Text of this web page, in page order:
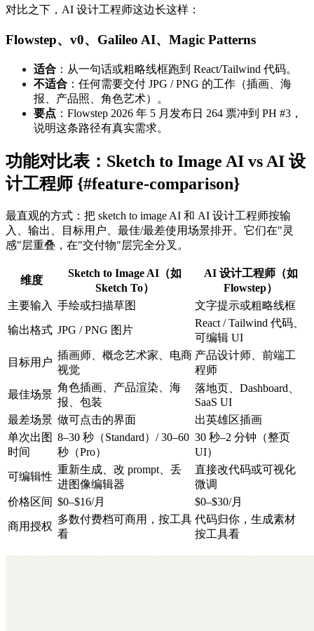
对比之下，AI 设计工程师这边长这样：
Flowstep、v0、Galileo AI、Magic Patterns
适合 ：从一句话或粗略线框跑到 React/Tailwind 代码。
不适合 ：任何需要交付 JPG / PNG 的工作（插画、海
报、产品照、角色艺术）。
要点 ：Flowstep 2026 年 5 月发布日 264 票冲到 PH #3，
说明这条路径有真实需求。
功能对比表：Sketch to Image AI vs AI 设
计工程师 {#feature-comparison}
最直观的方式：把 sketch to image AI 和 AI 设计工程师按输
入、输出、目标用户、最佳/最差使用场景排开。它们在"灵
感"层重叠，在"交付物"层完全分叉。
维度
Sketch to Image AI（如
Sketch To）
AI 设计工程师（如
Flowstep）
主要输入 手绘或扫描草图 文字提示或粗略线框
输出格式 JPG / PNG 图片
React / Tailwind 代码、
可编辑 UI
目标用户
插画师、概念艺术家、电商
视觉
产品设计师、前端工
程师
最佳场景
角色插画、产品渲染、海
报、包装
落地页、Dashboard、
SaaS UI
最差场景 做可点击的界面
出英雄区插画
单次出图
时间
8–30 秒（Standard）/ 30–60
秒（Pro）
30 秒–2 分钟（整页
UI）
可编辑性
重新生成、改 prompt、丢
进图像编辑器
直接改代码或可视化
微调
价格区间 $0–$16/月 $0–$30/月
商用授权
多数付费档可商用，按工具
看
代码归你，生成素材
按工具看